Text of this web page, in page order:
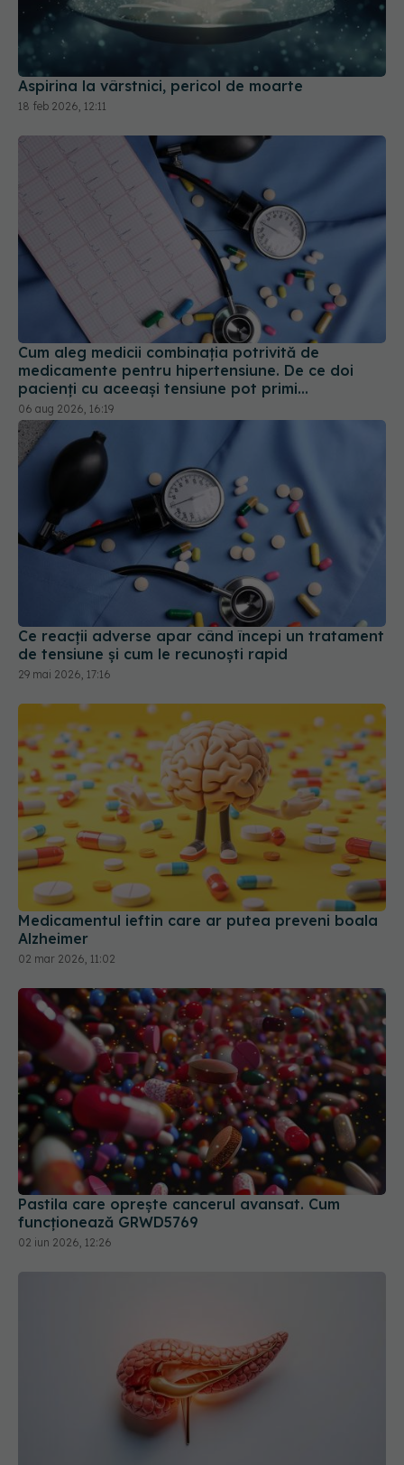
Aspirina la vârstnici, pericol de moarte
18 feb 2026, 12:11
Cum aleg medicii combinația potrivită de
medicamente pentru hipertensiune. De ce doi
pacienți cu aceeași tensiune pot primi
tratamente diferite
06 aug 2026, 16:19
Ce reacții adverse apar când începi un tratament
de tensiune și cum le recunoști rapid
29 mai 2026, 17:16
Medicamentul ieftin care ar putea preveni boala
Alzheimer
02 mar 2026, 11:02
Pastila care oprește cancerul avansat. Cum
funcționează GRWD5769
02 iun 2026, 12:26